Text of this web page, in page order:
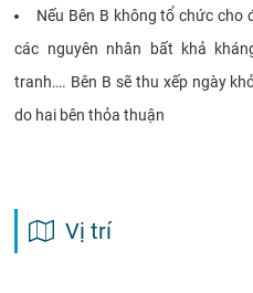
Nếu Bên B không tổ chức cho
các nguyên nhân bất khả
tranh…. Bên B sẽ thu xếp ngày
do hai bên thỏa thuận
Vị trí